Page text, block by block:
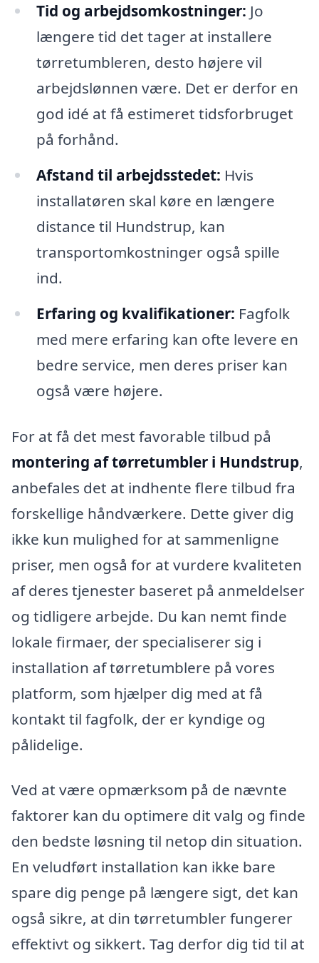
Tid og arbejdsomkostninger: Jo
længere tid det tager at installere
tørretumbleren, desto højere vil
arbejdslønnen være. Det er derfor en
god idé at få estimeret tidsforbruget
på forhånd.
Afstand til arbejdsstedet: Hvis
installatøren skal køre en længere
distance til Hundstrup, kan
transportomkostninger også spille
ind.
Erfaring og kvalifikationer: Fagfolk
med mere erfaring kan ofte levere en
bedre service, men deres priser kan
også være højere.
For at få det mest favorable tilbud på
montering af tørretumbler i Hundstrup,
anbefales det at indhente flere tilbud fra
forskellige håndværkere. Dette giver dig
ikke kun mulighed for at sammenligne
priser, men også for at vurdere kvaliteten
af deres tjenester baseret på anmeldelser
og tidligere arbejde. Du kan nemt finde
lokale firmaer, der specialiserer sig i
installation af tørretumblere på vores
platform, som hjælper dig med at få
kontakt til fagfolk, der er kyndige og
pålidelige.
Ved at være opmærksom på de nævnte
faktorer kan du optimere dit valg og finde
den bedste løsning til netop din situation.
En veludført installation kan ikke bare
spare dig penge på længere sigt, det kan
også sikre, at din tørretumbler fungerer
effektivt og sikkert. Tag derfor dig tid til at